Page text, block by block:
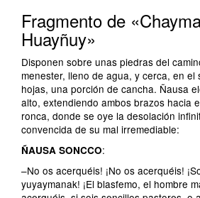
Fragmento de
Huayñuy»
Disponen sobre unas piedras del
menester, lleno de agua, y cerca, en el
hojas, una porción de cancha. Ñausa
alto, extendiendo ambos brazos hacia
ronca, donde se oye la desolación
convencida de su mal irremediable:
ÑAUSA SONCCO:
–No os acerquéis! ¡No os acerquéis!
yuyaymanak! ¡El blasfemo, el hombre